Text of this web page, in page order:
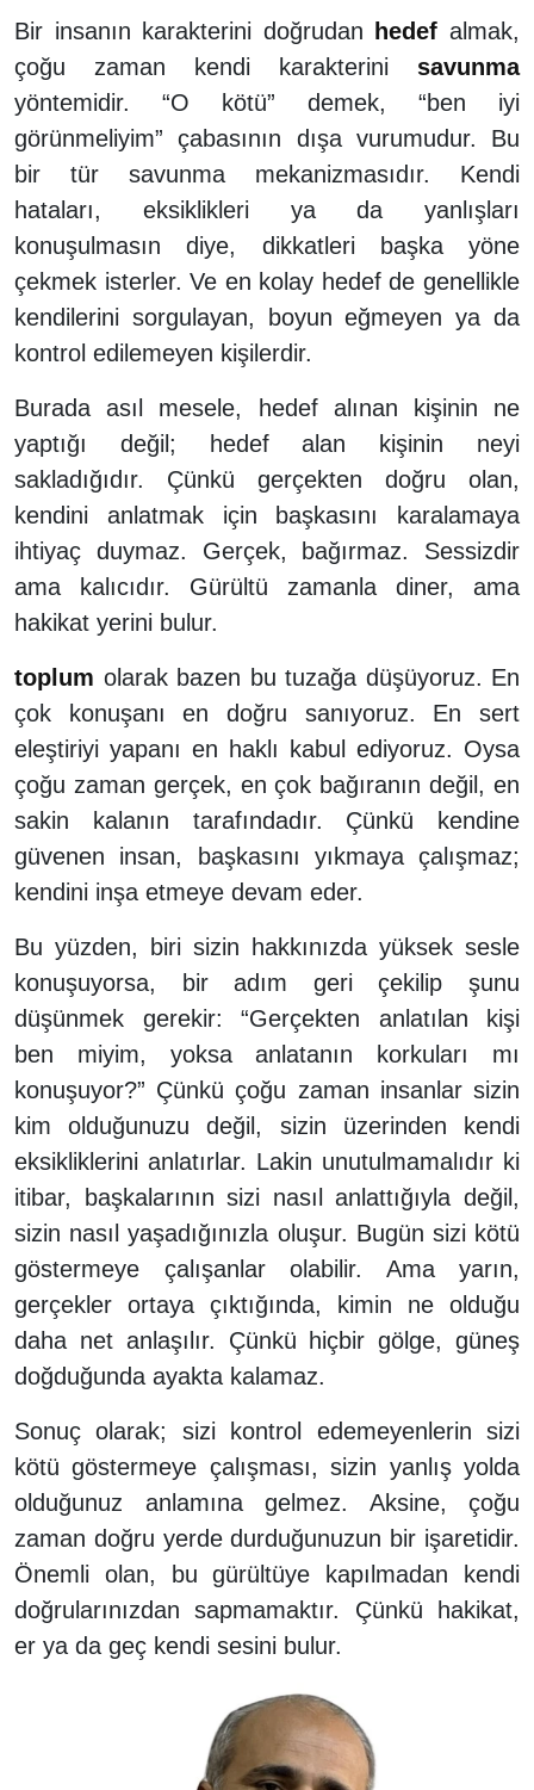
Bir insanın karakterini doğrudan hedef almak,
çoğu zaman kendi karakterini savunma
yöntemidir. “O kötü” demek, “ben iyi
görünmeliyim” çabasının dışa vurumudur. Bu
bir tür savunma mekanizmasıdır. Kendi
hataları, eksiklikleri ya da yanlışları
konuşulmasın diye, dikkatleri başka yöne
çekmek isterler. Ve en kolay hedef de genellikle
kendilerini sorgulayan, boyun eğmeyen ya da
kontrol edilemeyen kişilerdir.
Burada asıl mesele, hedef alınan kişinin ne
yaptığı değil; hedef alan kişinin neyi
sakladığıdır. Çünkü gerçekten doğru olan,
kendini anlatmak için başkasını karalamaya
ihtiyaç duymaz. Gerçek, bağırmaz. Sessizdir
ama kalıcıdır. Gürültü zamanla diner, ama
hakikat yerini bulur.
toplum olarak bazen bu tuzağa düşüyoruz. En
çok konuşanı en doğru sanıyoruz. En sert
eleştiriyi yapanı en haklı kabul ediyoruz. Oysa
çoğu zaman gerçek, en çok bağıranın değil, en
sakin kalanın tarafındadır. Çünkü kendine
güvenen insan, başkasını yıkmaya çalışmaz;
kendini inşa etmeye devam eder.
Bu yüzden, biri sizin hakkınızda yüksek sesle
konuşuyorsa, bir adım geri çekilip şunu
düşünmek gerekir: “Gerçekten anlatılan kişi
ben miyim, yoksa anlatanın korkuları mı
konuşuyor?” Çünkü çoğu zaman insanlar sizin
kim olduğunuzu değil, sizin üzerinden kendi
eksikliklerini anlatırlar. Lakin unutulmamalıdır ki
itibar, başkalarının sizi nasıl anlattığıyla değil,
sizin nasıl yaşadığınızla oluşur. Bugün sizi kötü
göstermeye çalışanlar olabilir. Ama yarın,
gerçekler ortaya çıktığında, kimin ne olduğu
daha net anlaşılır. Çünkü hiçbir gölge, güneş
doğduğunda ayakta kalamaz.
Sonuç olarak; sizi kontrol edemeyenlerin sizi
kötü göstermeye çalışması, sizin yanlış yolda
olduğunuz anlamına gelmez. Aksine, çoğu
zaman doğru yerde durduğunuzun bir işaretidir.
Önemli olan, bu gürültüye kapılmadan kendi
doğrularınızdan sapmamaktır. Çünkü hakikat,
er ya da geç kendi sesini bulur.